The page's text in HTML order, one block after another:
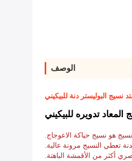
الوصف